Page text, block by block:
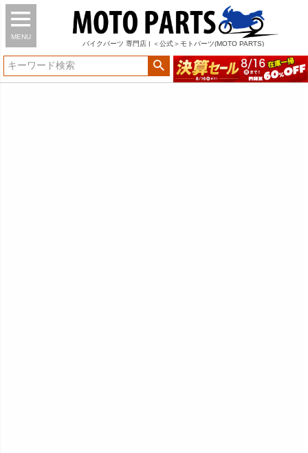
MENU
バイク パーツ 専門店 | ＜公式＞モトパーツ(MOTO PARTS)